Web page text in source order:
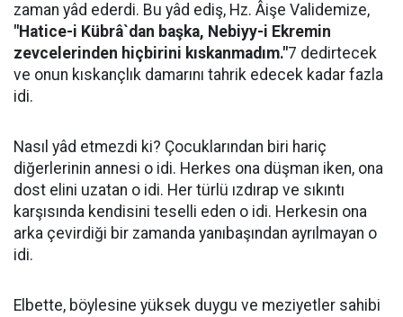
zaman yâd ederdi. Bu yâd ediş, Hz. Âişe Validemize,
"Hatice-i Kübrâ`dan başka, Nebiyy-i Ekremin
zevcelerinden hiçbirini kıskanmadım."7 dedirtecek
ve onun kıskançlık damarını tahrik edecek kadar fazla
idi.
Nasıl yâd etmezdi ki? Çocuklarından biri hariç
diğerlerinin annesi o idi. Herkes ona düşman iken, ona
dost elini uzatan o idi. Her türlü ızdırap ve sıkıntı
karşısında kendisini teselli eden o idi. Herkesin ona
arka çevirdiği bir zamanda yanıbaşından ayrılmayan o
idi.
Elbette, böylesine yüksek duygu ve meziyetler sahibi